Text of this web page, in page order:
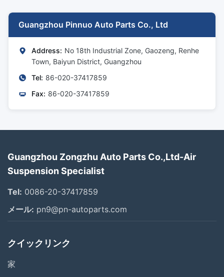
Guangzhou Pinnuo Auto Parts Co., Ltd
Address: No 18th Industrial Zone, Gaozeng, Renhe
Town, Baiyun District, Guangzhou
Tel: 86-020-37417859
Fax: 86-020-37417859
Guangzhou Zongzhu Auto Parts Co.,Ltd-Air
Suspension Specialist
Tel: 0086-20-37417859
メール: pn9@pn-autoparts.com
クイックリンク
家